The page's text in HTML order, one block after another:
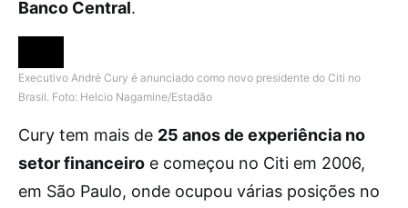
Banco Central.
Executivo André Cury é anunciado como novo presidente do Citi no
Brasil. Foto: Helcio Nagamine/Estadão
Cury tem mais de 25 anos de experiência no
setor financeiro e começou no Citi em 2006,
em São Paulo, onde ocupou várias posições no